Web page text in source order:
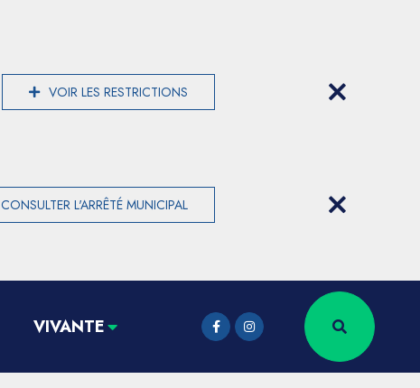
VOIR LES RESTRICTIONS
CONSULTER L'ARRÊTÉ MUNICIPAL
VIVANTE